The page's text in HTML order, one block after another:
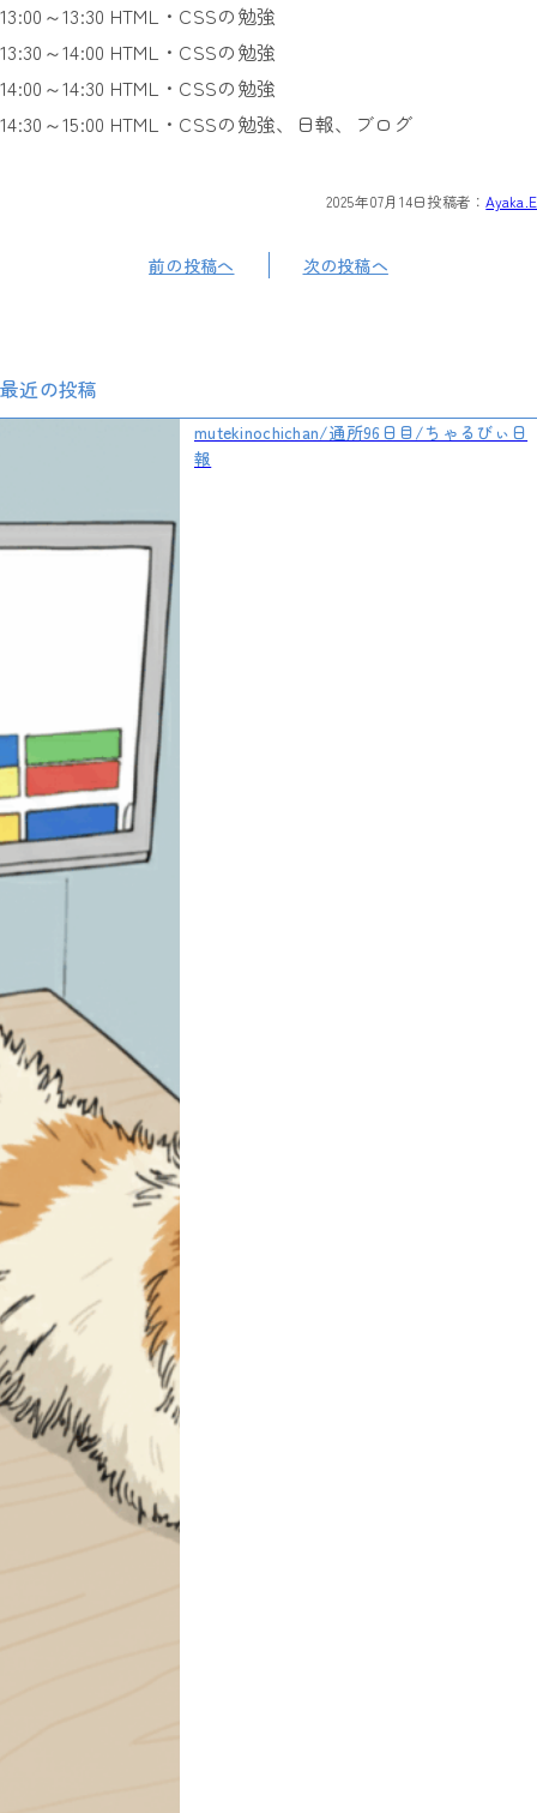
13:00～13:30 HTML・CSSの勉強
13:30～14:00 HTML・CSSの勉強
14:00～14:30 HTML・CSSの勉強
14:30～15:00 HTML・CSSの勉強、日報、ブログ
2025年07月14日投稿者：Ayaka.E
前の投稿へ 次の投稿へ
最近の投稿
mutekinochichan/通所96日目/ちゃるびぃ日
報